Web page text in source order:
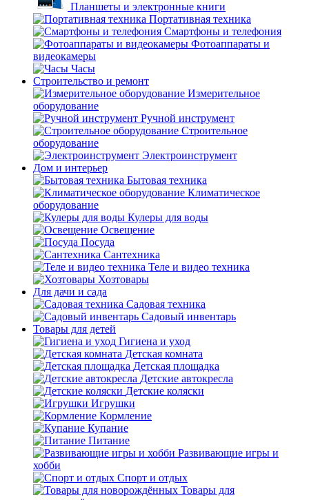
Планшеты и электронные книги
Портативная техника
Смартфоны и телефония
Фотоаппараты и
видеокамеры
Часы
Строительство и ремонт
Измерительное
оборудование
Ручной инструмент
Строительное
оборудование
Электроинструмент
Дом и интерьер
Бытовая техника
Климатическое
оборудование
Кулеры для воды
Освещение
Посуда
Сантехника
Теле и видео техника
Хозтовары
Для дачи и сада
Садовая техника
Садовый инвентарь
Товары для детей
Гигиена и уход
Детская комната
Детская площадка
Детские автокресла
Детские коляски
Игрушки
Кормление
Купание
Питание
Развивающие игры и
хобби
Спорт и отдых
Товары для